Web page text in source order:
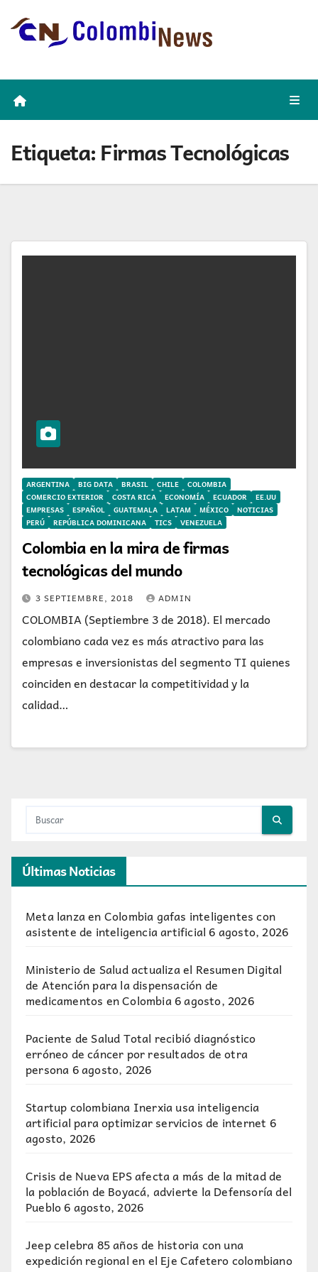
Etiqueta:Firmas Tecnológicas
ARGENTINA BIG DATA BRASIL CHILE
COLOMBIA
COMERCIO EXTERIOR
COSTA RICA ECONOMÍA ECUADOR
EE.UU
EMPRESAS
ESPAÑOL GUATEMALA LATAM MÉXICO
NOTICIAS
PERÚ
REPÚBLICA DOMINICANA TICS VENEZUELA
Colombia en la mira de firmas
tecnológicas del mundo
3 SEPTIEMBRE, 2018 ADMIN
COLOMBIA (Septiembre 3 de 2018). El mercado
colombiano cada vez es más atractivo para las
empresas e inversionistas del segmento TI quienes
coinciden en destacar la competitividad y la
calidad…
Últimas Noticias
Meta lanza en Colombia gafas inteligentes con
asistente de inteligencia artificial 6 agosto, 2026
Ministerio de Salud actualiza el Resumen Digital
de Atención para la dispensación de
medicamentos en Colombia6 agosto, 2026
Paciente de Salud Total recibió diagnóstico
erróneo de cáncer por resultados de otra
persona6 agosto, 2026
Startup colombiana Inerxia usa inteligencia
artificial para optimizar servicios de internet 6
agosto, 2026
Crisis de Nueva EPS afecta a más de la mitad de
la población de Boyacá, advierte la Defensoría del
Pueblo6 agosto, 2026
Jeep celebra 85 años de historia con una
expedición regional en el Eje Cafetero colombiano